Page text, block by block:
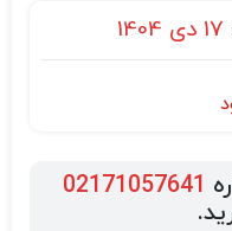
17 دی 1404
02171057641